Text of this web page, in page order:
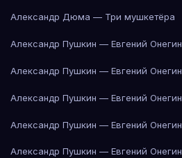
Александр Дюма — Три мушкетёра
Александр Пушкин — Евгений Онегин
Александр Пушкин — Евгений Онегин
Александр Пушкин — Евгений Онегин
Александр Пушкин — Евгений Онегин
Александр Пушкин — Евгений Онегин